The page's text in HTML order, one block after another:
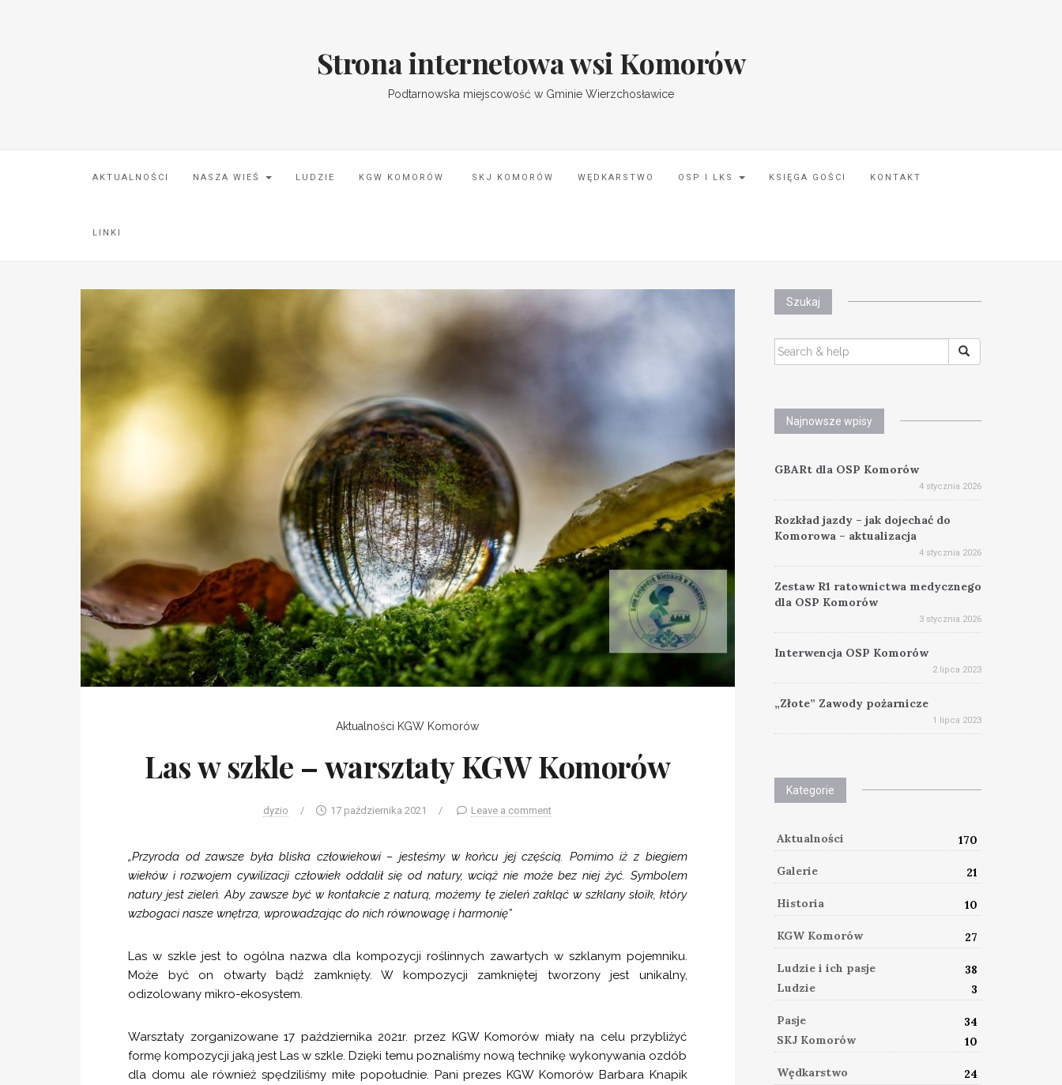
Strona internetowa wsi Komorów
Podtarnowska miejscowość w Gminie Wierzchosławice
AKTUALNOŚCI NASZA WIEŚ LUDZIE KGW KOMORÓW SKJ KOMORÓW WĘDKARSTWO OSP I LKS KSIĘGA GOŚCI KONTAKT
LINKI
Aktualności KGW Komorów
Las w szkle – warsztaty KGW Komorów
dyzio / 17 października 2021 / Leave a comment
„Przyroda od zawsze była bliska człowiekowi – jesteśmy w końcu jej częścią. Pomimo iż z biegiem
wieków i rozwojem cywilizacji człowiek oddalił się od natury, wciąż nie może bez niej żyć. Symbolem
natury jest zieleń. Aby zawsze być w kontakcie z naturą, możemy tę zieleń zakląć w szklany słoik, który
wzbogaci nasze wnętrza, wprowadzając do nich równowagę i harmonię”
Las w szkle jest to ogólna nazwa dla kompozycji roślinnych zawartych w szklanym pojemniku.
Może być on otwarty bądź zamknięty. W kompozycji zamkniętej tworzony jest unikalny,
odizolowany mikro-ekosystem.
Warsztaty zorganizowane 17 października 2021r. przez KGW Komorów miały na celu przybliżyć
formę kompozycji jaką jest Las w szkle. Dzięki temu poznaliśmy nową technikę wykonywania ozdób
dla domu ale również spędziliśmy miłe popołudnie. Pani prezes KGW Komorów Barbara Knapik
Szukaj
SEARCH
FOR:
Najnowsze wpisy
GBARt dla OSP Komorów
4 stycznia 2026
Rozkład jazdy – jak dojechać do
Komorowa – aktualizacja
4 stycznia 2026
Zestaw R1 ratownictwa medycznego
dla OSP Komorów
3 stycznia 2026
Interwencja OSP Komorów
2 lipca 2023
„Złote” Zawody pożarnicze
1 lipca 2023
Kategorie
Aktualności 170
Galerie 21
Historia 10
KGW Komorów 27
Ludzie i ich pasje
38
Ludzie
3
Pasje
34
SKJ Komorów
10
Wędkarstwo 24